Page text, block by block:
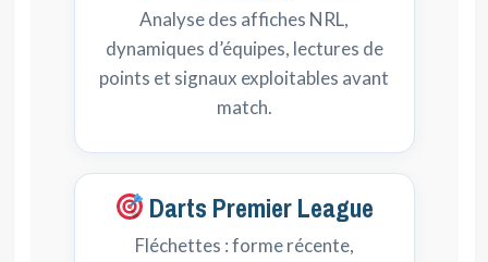
Analyse des affiches NRL,
dynamiques d’équipes, lectures de
points et signaux exploitables avant
match.
Darts Premier League
Fléchettes : forme récente,